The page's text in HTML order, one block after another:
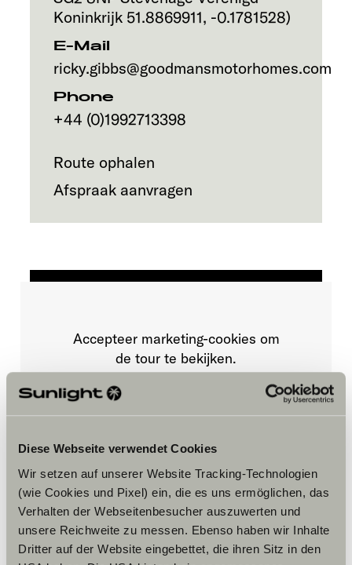
Diese Webseite verwendet Cookies
Wir setzen auf unserer Website Tracking-Technologien
(wie Cookies und Pixel) ein, die es uns ermöglichen, das
Verhalten der Webseitenbesucher auszuwerten und
unsere Reichweite zu messen. Ebenso haben wir Inhalte
Dritter auf der Website eingebettet, die ihren Sitz in den
Koninkrijk 51.8869911, -0.1781528)
E-Mail
ricky.gibbs@goodmansmotorhomes.com
Phone
+44 (0)1992713398
Route ophalen
Afspraak aanvragen
Accepteer marketing-cookies om
de tour te bekijken.
Cookie-instellingen